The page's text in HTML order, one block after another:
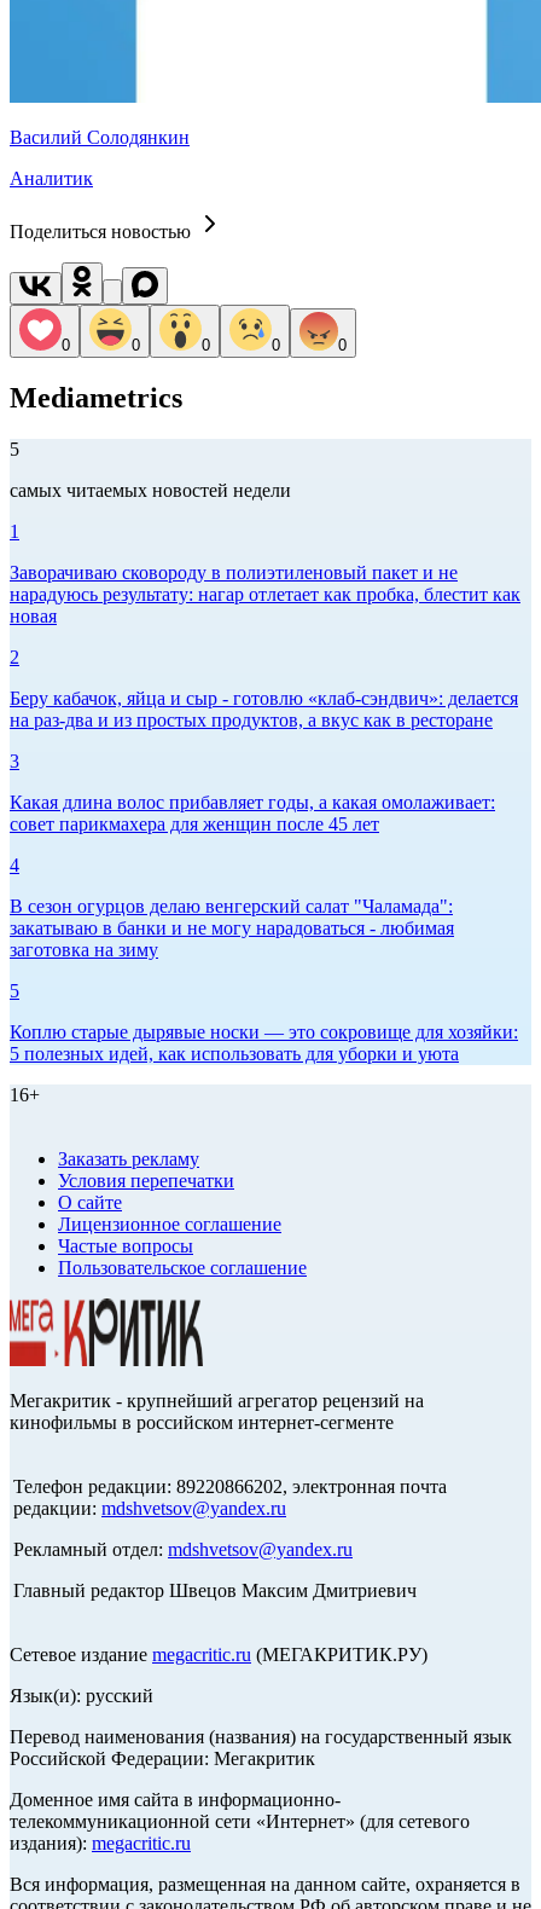
Василий Солодянкин
Аналитик
Поделиться новостью
0 0 0 0 0
Mediametrics
5
самых читаемых новостей недели
1
Заворачиваю сковороду в полиэтиленовый пакет и не
нарадуюсь результату: нагар отлетает как пробка, блестит как
новая
2
Беру кабачок, яйца и сыр - готовлю «клаб-сэндвич»: делается
на раз-два и из простых продуктов, а вкус как в ресторане
3
Какая длина волос прибавляет годы, а какая омолаживает:
совет парикмахера для женщин после 45 лет
4
В сезон огурцов делаю венгерский салат "Чаламада":
закатываю в банки и не могу нарадоваться - любимая
заготовка на зиму
5
Коплю старые дырявые носки — это сокровище для хозяйки:
5 полезных идей, как использовать для уборки и уюта
16+
Заказать рекламу
Условия перепечатки
О сайте
Лицензионное соглашение
Частые вопросы
Пользовательское соглашение
Мегакритик - крупнейший агрегатор рецензий на
кинофильмы в российском интернет-сегменте
Телефон редакции: 89220866202, электронная почта
редакции: mdshvetsov@yandex.ru
Рекламный отдел: mdshvetsov@yandex.ru
Главный редактор Швецов Максим Дмитриевич
Сетевое издание megacritic.ru (МЕГАКРИТИК.РУ)
Язык(и): русский
Перевод наименования (названия) на государственный язык
Российской Федерации: Мегакритик
Доменное имя сайта в информационно-
телекоммуникационной сети «Интернет» (для сетевого
издания): megacritic.ru
Вся информация, размещенная на данном сайте, охраняется в